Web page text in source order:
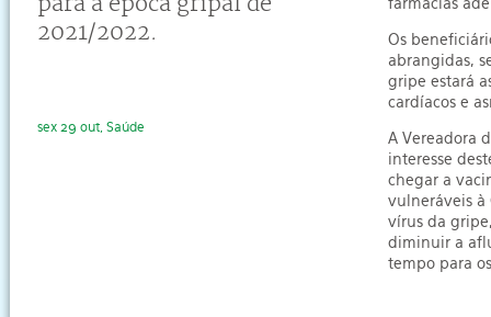
2021/2022.
sex 29 out, Saúde
Os
abrangidas,
gripe estará
cardíacos e
A Vereadora
interesse
chegar a
vulneráveis à
vírus da
diminuir a
tempo para